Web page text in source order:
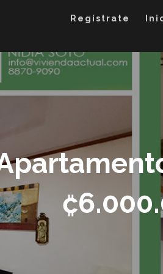
Regístrate